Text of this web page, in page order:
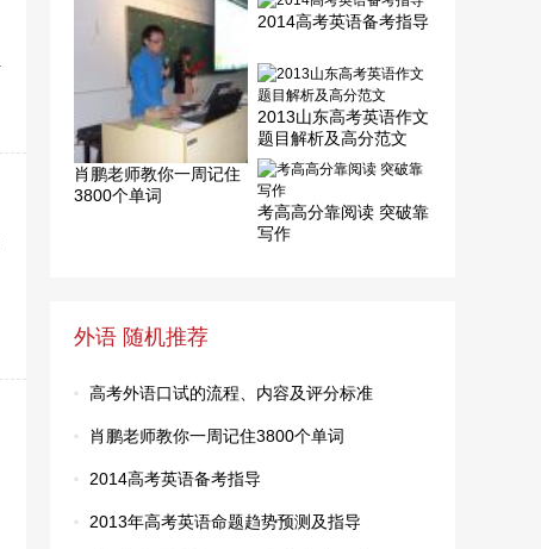
肖鹏老师教你一周记住
3800个单词
2014高考英语备考指导
2013山东高考英语作文
题目解析及高分范文
考高高分靠阅读 突破靠
写作
外语 随机推荐
· 高考外语口试的流程、内容及评分标准
· 肖鹏老师教你一周记住3800个单词
· 2014高考英语备考指导
· 2013年高考英语命题趋势预测及指导